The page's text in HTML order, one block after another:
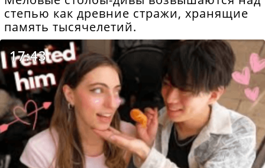
степью как древние стражи, хранящие
память тысячелетий.
17:43